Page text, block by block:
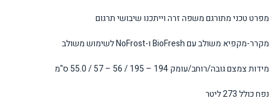
מפרט טכני מתורגם משפה זרה וייתכנו שיבושי תרגום
מקרר-מקפיא משולב עם BioFresh ו-NoFrost לשימוש משולב
מידות צמצם גובה/רוחב/עומק 194 – 195 / 56 – 57 / 55.0 ס"מ
נפח כולל 273 ליטר